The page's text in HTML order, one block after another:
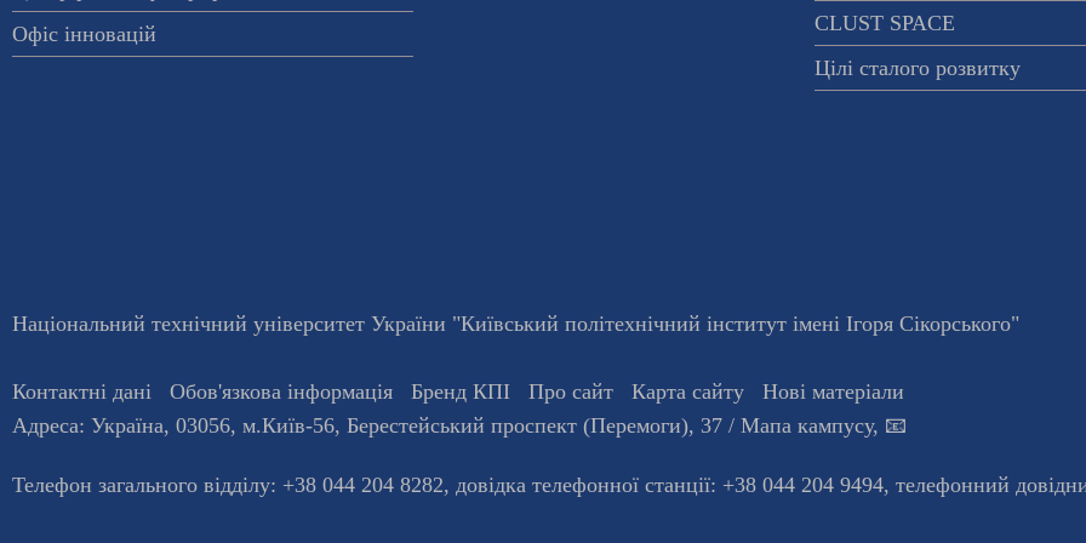
Офіс інновацій
CLUST SPACE
Цілі сталого розвитку
Національний технічний університет України "Київський політехнічний інститут імені Ігоря Сікорського"
Контактні дані Обов'язкова інформація Бренд КПІ Про сайт Карта сайту
Нові матеріали
Адреса: Україна, 03056, м.Київ-56, Берестейський проспект (Перемоги), 37 / Мапа кампусу, 📧
Телефон загального відділу: +38 044 204 8282, довiдка телефонної станцiї: +38 044 204 9494, телефонний